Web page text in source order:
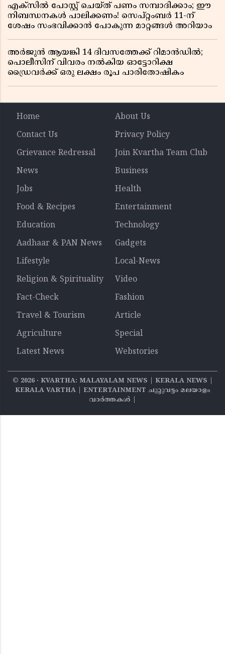
എക്സിൽ പോസ്റ്റ് ചെയ്ത് പണം സമ്പാദിക്കാം; ഈ
നിബന്ധനകൾ പാലിക്കണം! സെപ്റ്റംബർ 11-ന്
ശേഷം സംഭവിക്കാൻ പോകുന്ന മാറ്റങ്ങൾ അറിയാം
അർജുൻ ആയങ്കി 14 ദിവസത്തേക്ക് റിമാൻഡിൽ;
പൊലീസിന് വിവരം നൽകിയ ഓട്ടോറിക്ഷ
ഡ്രൈവർക്ക് ഒരു ലക്ഷം രൂപ പാരിതോഷികം
Home
About Us
Contact Us
Privacy Policy
Grievance Redressal
Join Kvartha Team Club
News
Business
Jobs
Health
Food & Recipes
Entertainment
Education
Technology
Aadhaar & PAN News
Gadgets
Lifestyle
Local-News
Religion & Spirituality
Video
Fact-Check
Fashion
Travel & Tourism
Article
Agriculture
Special
Latest News
Webstories
© 2026‧ KVARTHA: MALAYALAM NEWS | KERALA NEWS |
KERALA VARTHA | ENTERTAINMENT ചുറ്റുവട്ടം മലയാളം
വാര്‍ത്തകൾ |